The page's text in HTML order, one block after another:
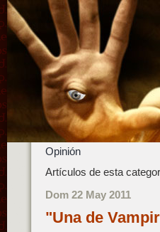
Opinión
Artículos de esta
Dom 22 May 2011
"Una de